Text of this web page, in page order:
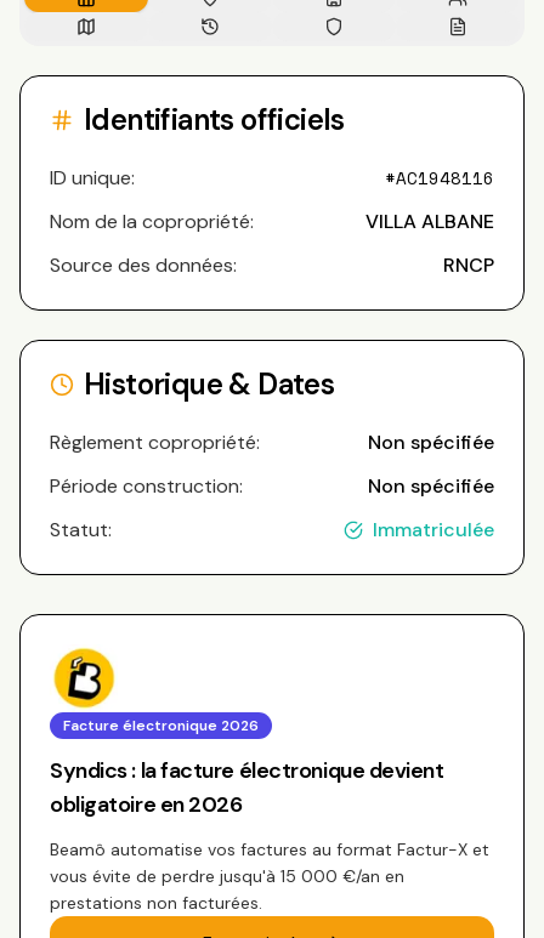
Identifiants officiels
ID unique: #AC1948116
Nom de la copropriété:
VILLA ALBANE
Source des données:
RNCP
Historique & Dates
Règlement copropriété:
Non spécifiée
Période construction:
Non spécifiée
Statut:
Immatriculée
Facture électronique 2026
Syndics : la facture électronique devient
obligatoire en 2026
Beamô automatise vos factures au format Factur-X et
vous évite de perdre jusqu'à 15 000 €/an en
prestations non facturées.